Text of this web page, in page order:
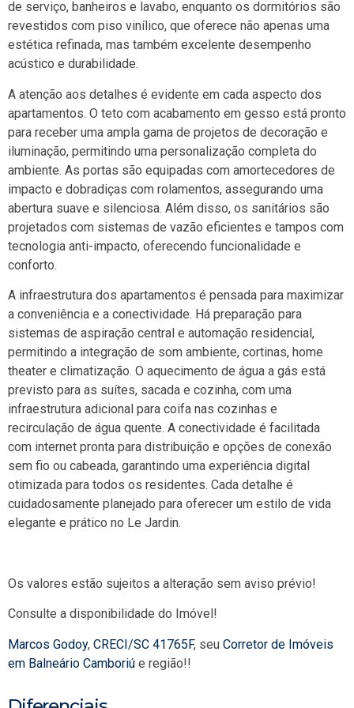
de serviço, banheiros e lavabo, enquanto os dormitórios são
revestidos com piso vinílico, que oferece não apenas uma
estética refinada, mas também excelente desempenho
acústico e durabilidade.
A atenção aos detalhes é evidente em cada aspecto dos
apartamentos. O teto com acabamento em gesso está pronto
para receber uma ampla gama de projetos de decoração e
iluminação, permitindo uma personalização completa do
ambiente. As portas são equipadas com amortecedores de
impacto e dobradiças com rolamentos, assegurando uma
abertura suave e silenciosa. Além disso, os sanitários são
projetados com sistemas de vazão eficientes e tampos com
tecnologia anti-impacto, oferecendo funcionalidade e
conforto.
A infraestrutura dos apartamentos é pensada para maximizar
a conveniência e a conectividade. Há preparação para
sistemas de aspiração central e automação residencial,
permitindo a integração de som ambiente, cortinas, home
theater e climatização. O aquecimento de água a gás está
previsto para as suítes, sacada e cozinha, com uma
infraestrutura adicional para coifa nas cozinhas e
recirculação de água quente. A conectividade é facilitada
com internet pronta para distribuição e opções de conexão
sem fio ou cabeada, garantindo uma experiência digital
otimizada para todos os residentes. Cada detalhe é
cuidadosamente planejado para oferecer um estilo de vida
elegante e prático no Le Jardin.
Os valores estão sujeitos a alteração sem aviso prévio!
Consulte a disponibilidade do Imóvel!
Marcos Godoy, CRECI/SC 41765F, seu Corretor de Imóveis
em Balneário Camboriú e região!!